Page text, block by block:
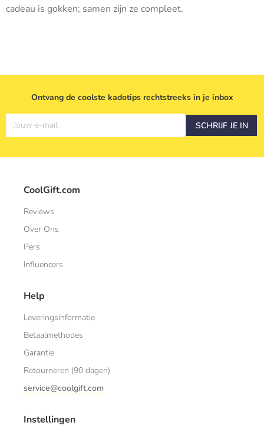
cadeau is gokken; samen zijn ze compleet.
Ontvang de coolste kadotips rechtstreeks in je inbox
Jouw e-mail SCHRIJF JE IN
CoolGift.com
Reviews
Over Ons
Pers
Influencers
Help
Leveringsinformatie
Betaalmethodes
Garantie
Retourneren (90 dagen)
service@coolgift.com
Instellingen